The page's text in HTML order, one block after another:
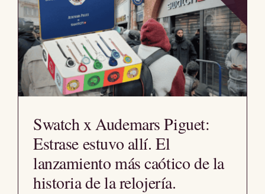
Swatch x Audemars Piguet:
Estrase estuvo allí. El
lanzamiento más caótico de la
historia de la relojería.